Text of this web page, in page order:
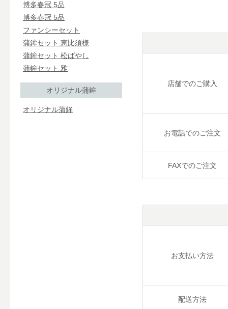
博多春冠 5品
博多春冠 5品
ファンシーセット
蒲鉾セット 恵比須様
蒲鉾セット 松ばやし
蒲鉾セット 雅
オリジナル蒲鉾
オリジナル蒲鉾
店舗でのご購入
お電話でのご注文
FAXでのご注文
お支払い方法
配送方法